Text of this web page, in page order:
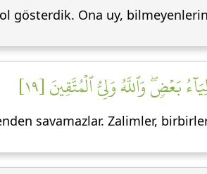
gösterdik. Ona uy,
بَعۡضٖۖ وَٱللَّهُ وَلِيُّ ٱلۡمُتَّقِينَ [١٩]
savamazlar. Zalimler,